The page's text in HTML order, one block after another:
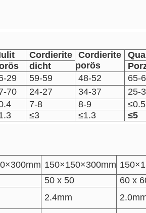
Cordierite Cordierite
porös
dicht
29 59-59 48-52
65-
70 24-27 34-37
25-
7-8 8-9
≤0.5
≤3 ≤1.3 ≤5
150×150×300mm
50 x 50
60 x
2.4mm